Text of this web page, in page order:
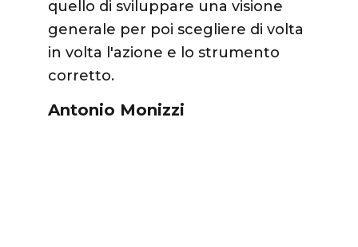
quello di sviluppare una visione
generale per poi scegliere di volta
in volta l'azione e lo strumento
corretto.
Antonio Monizzi